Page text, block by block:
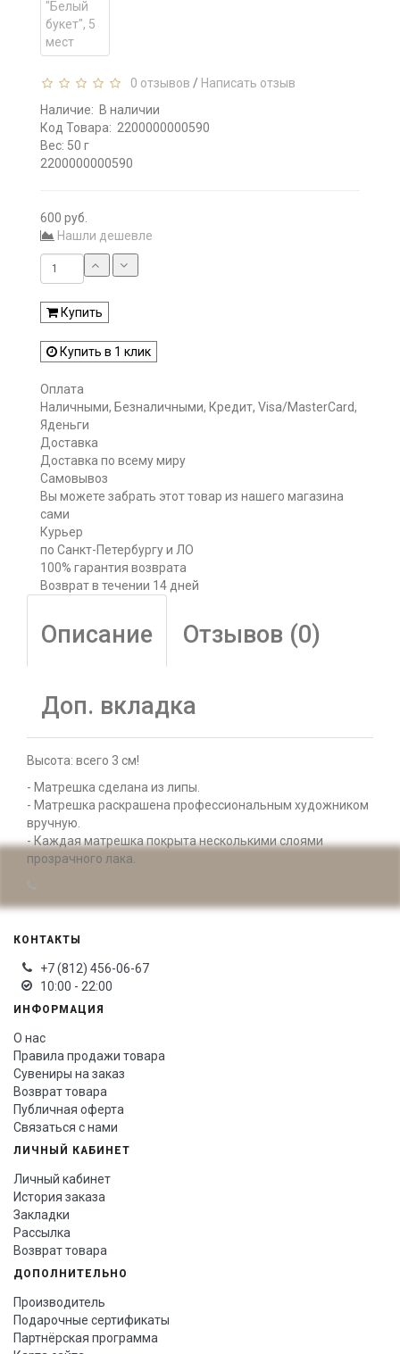
0 отзывов / Написать отзыв
Наличие: В наличии
Код Товара: 2200000000590
Вес: 50 г
2200000000590
600 руб.
Нашли дешевле
Купить
Купить в 1 клик
Оплата
Наличными, Безналичными, Кредит, Visa/MasterCard,
Яденьги
Доставка
Доставка по всему миру
Самовывоз
Вы можете забрать этот товар из нашего магазина
сами
Курьер
по Санкт-Петербургу и ЛО
100% гарантия возврата
Возврат в течении 14 дней
Описание Отзывов (0)
Доп. вкладка
Высота: всего 3 см!
- Матрешка сделана из липы.
- Матрешка раскрашена профессиональным художником
вручную.
- Каждая матрешка покрыта несколькими слоями
прозрачного лака.
КОНТАКТЫ
+7 (812) 456-06-67
10:00 - 22:00
ИНФОРМАЦИЯ
О нас
Правила продажи товара
Сувениры на заказ
Возврат товара
Публичная оферта
Связаться с нами
ЛИЧНЫЙ КАБИНЕТ
Личный кабинет
История заказа
Закладки
Рассылка
Возврат товара
ДОПОЛНИТЕЛЬНО
Производитель
Подарочные сертификаты
Партнёрская программа